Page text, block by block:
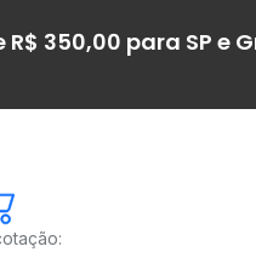
350,00 para SP e